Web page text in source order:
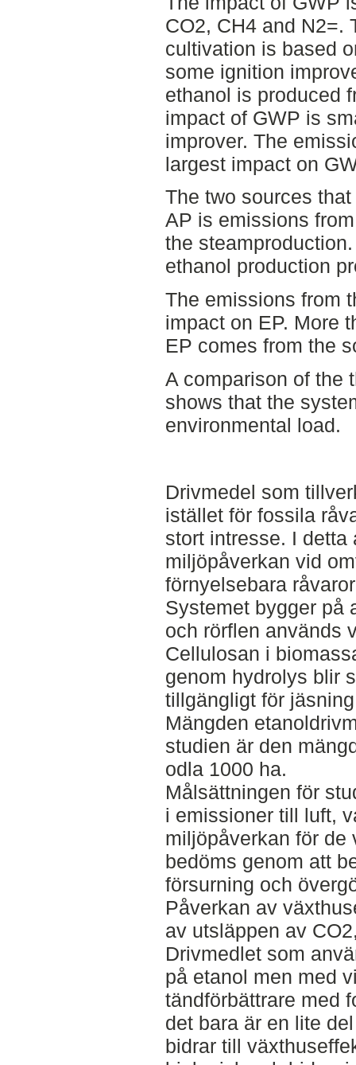
CO2, CH4 and N2=.
cultivation is based
some ignition
ethanol is produced
impact of GWP is
improver. The
largest impact on
The two sources
AP is emissions
the
ethanol production
The emissions from
impact on EP. More
EP comes from the
A comparison of the
shows that the
environmental load.
Drivmedel som
istället för fossila
stort intresse. I
miljöpåverkan vid
förnyelsebara
Systemet bygger på
och rörflen används
Cellulosan i
genom hydrolys blir
tillgängligt för
Mängden
studien är den
odla 1000 ha.
Målsättningen för
i emissioner till luft,
miljöpåverkan för de
bedöms genom att
försurning och
Påverkan av
av utsläppen av
Drivmedlet som
på etanol men med
tändförbättrare med
det bara är en lite
bidrar till